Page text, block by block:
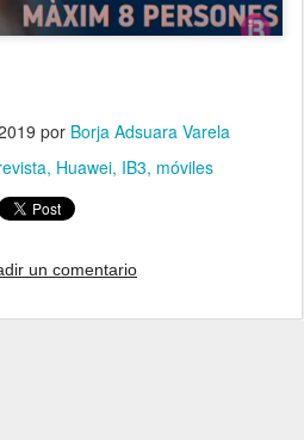
por Borja Adsuara Varela
Huawei IB3 móviles
un comentario